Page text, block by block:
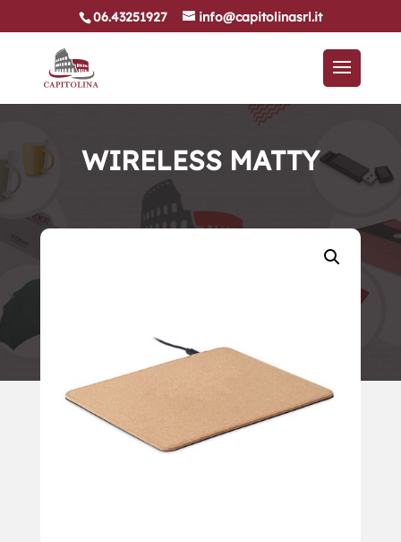
06.43251927 info@capitolinasrl.it
WIRELESS MATTY